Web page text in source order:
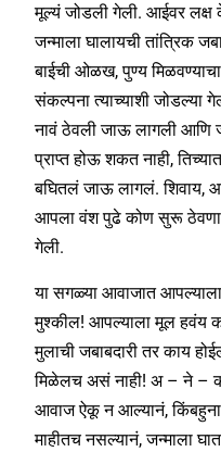
मूल्यं जोडली गेली. आईवर
जन्माला घालायची तांत्रिक
बाईची ओळख, पुण्य
संकल्पना त्याच्याशी जोडल्या
नावं ठेवली जाऊ लागली आणि
प्राप्त होऊ शकत नाही,
बघितलं जाऊ लागलं. शिवाय,
आपला वंश पुढे कोण सुरू ठेवणार
गेली.
या सगळ्या आवाजात
मुश्कील! आपल्याला मूल हवंय
मुलाची जबाबदारी तर काय
मिळेलच असं नाही! अ – ने – क
आवाज ऐकू न आल्यानं,
माहीतच नसल्यानं, जन्माला